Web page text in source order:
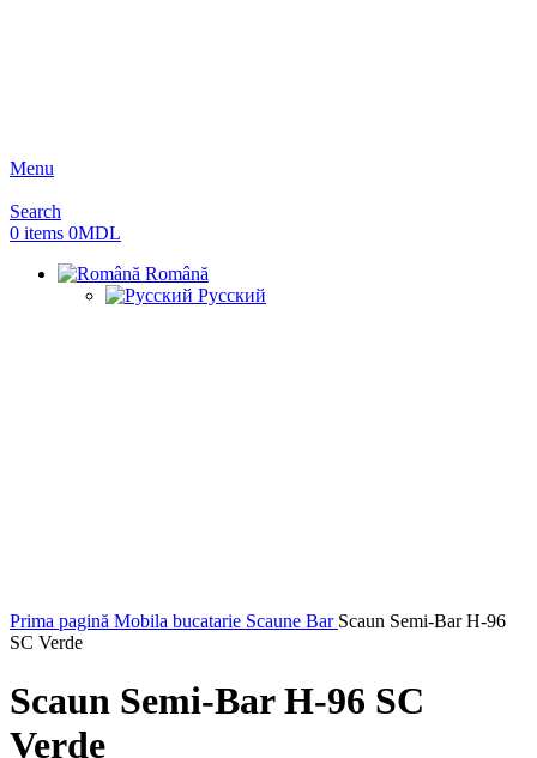
Menu
Search
0 items 0MDL
Română
Русский
Prima pagină Mobila bucatarie Scaune Bar Scaun Semi-Bar H-96
SC Verde
Scaun Semi-Bar H-96 SC
Verde